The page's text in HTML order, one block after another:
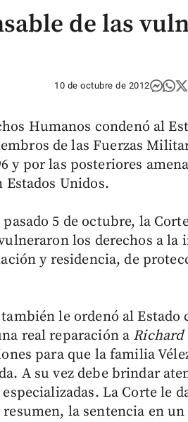
de las
10 de octubre de 2012
Humanos condenó al
de las Fuerzas
y por las posteriores
Unidos.
5 de octubre, la
los derechos a la
y residencia, de
también le ordenó al
real reparación a Richard
para que la familia
A su vez debe brindar
La Corte le
la sentencia en